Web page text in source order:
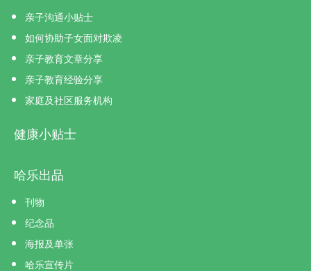
亲子沟通小贴士
如何协助子女面对欺凌
亲子教育文章分享
亲子教育经验分享
家庭及社区服务机构
健康小贴士
哈乐出品
刊物
纪念品
海报及单张
哈乐宣传片